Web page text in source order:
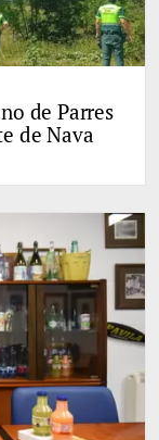
de Parres
de Nava